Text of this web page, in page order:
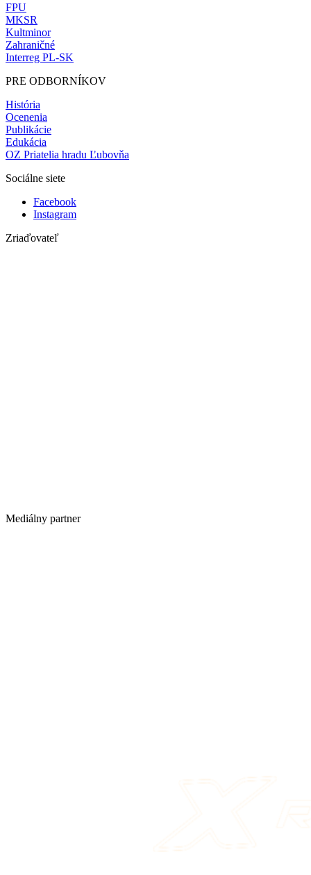
FPU
MKSR
Kultminor
Zahraničné
Interreg PL-SK
PRE ODBORNÍKOV
História
Ocenenia
Publikácie
Edukácia
OZ Priatelia hradu Ľubovňa
Sociálne siete
Facebook
Instagram
Zriaďovateľ
Mediálny partner